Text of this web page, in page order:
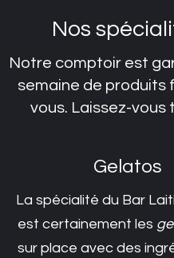
Nos
Notre comptoir est
semaine de produits
vous. Laissez-vous
Gelatos
La spécialité du Bar
est certainement les
sur place avec des